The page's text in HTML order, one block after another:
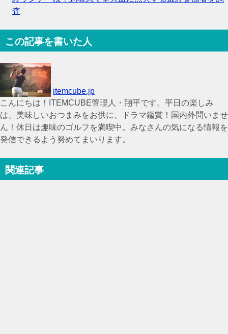
査
この記事を書いた人
itemcube.jp
こんにちは！ITEMCUBE管理人・翔平です。平日の楽しみ
は、美味しいおつまみをお供に、ドラマ鑑賞！国内外問いませ
ん！休日は趣味のゴルフを満喫中。みなさんの気になる情報を
発信できるよう努めてまいります。
関連記事